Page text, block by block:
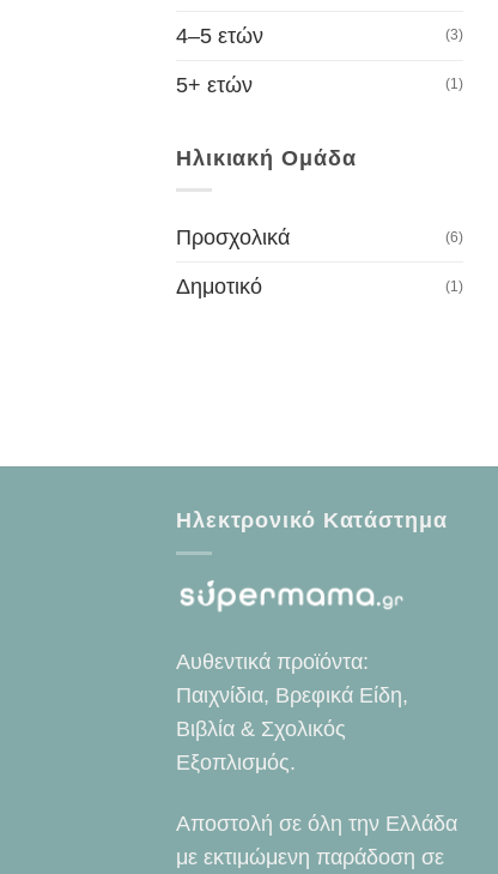
4–5 ετών (3)
5+ ετών (1)
Ηλικιακή Ομάδα
Προσχολικά (6)
Δημοτικό (1)
Ηλεκτρονικό Κατάστημα
Αυθεντικά προϊόντα:
Παιχνίδια, Βρεφικά Είδη,
Βιβλία & Σχολικός
Εξοπλισμός.
Αποστολή σε όλη την Ελλάδα
με εκτιμώμενη παράδοση σε